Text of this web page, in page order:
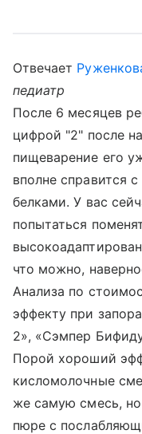
Отвечает
педиатр
После 6 месяцев
цифрой "2" после
пищеварение его
вполне справится
белками. У вас
попытаться
что можно,
Анализа по
эффекту при
2», «Сэмпер
Порой хороший
кисломолочные
же самую смесь,
пюре с